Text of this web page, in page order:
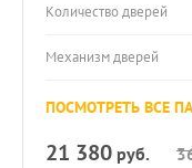
Количество дверей
Механизм дверей
ПОСМОТРЕТЬ ВСЕ
21 380 руб.